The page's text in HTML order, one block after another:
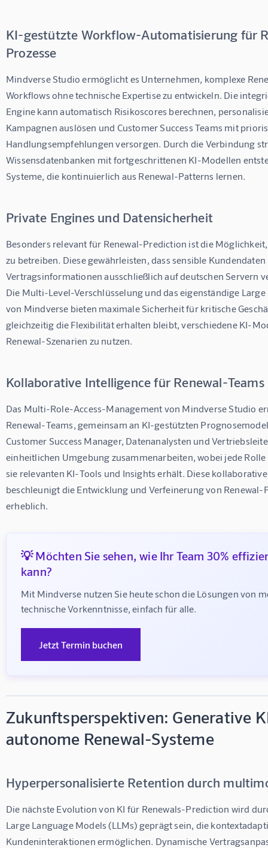
KI-gestützte Workflow-Automatisierung für
Prozesse
Mindverse Studio ermöglicht es Unternehmen, komplexe
Workflows ohne technische Expertise zu entwickeln. Die
Engine kann automatisch Risikoscores berechnen,
Kampagnen auslösen und Customer Success Teams mit
Handlungsempfehlungen versorgen. Durch die Verbindung
Wissensdatenbanken mit fortgeschrittenen KI-Modellen
Systeme, die kontinuierlich aus Renewal-Patterns lernen.
Private Engines und Datensicherheit
Besonders relevant für Renewal-Prediction ist die
zu betreiben. Diese gewährleisten, dass sensible
Vertragsinformationen ausschließlich auf deutschen Servern
Die Multi-Level-Verschlüsselung und das eigenständige
von Mindverse bieten maximale Sicherheit für kritische
gleichzeitig die Flexibilität erhalten bleibt, verschiedene KI-
Renewal-Szenarien zu nutzen.
Kollaborative Intelligence für Renewal-Teams
Das Multi-Role-Access-Management von Mindverse Studio
Renewal-Teams, gemeinsam an KI-gestützten
Customer Success Manager, Datenanalysten und
einheitlichen Umgebung zusammenarbeiten, wobei jede
sie relevanten KI-Tools und Insights erhält. Diese
beschleunigt die Entwicklung und Verfeinerung von
erheblich.
💡 Möchten Sie sehen, wie Ihr Team 30%
kann?
Mit Mindverse nutzen Sie heute schon die Lösungen von
technische Vorkenntnisse, einfach für alle.
Jetzt Termin buchen
Zukunftsperspektiven: Generative
autonome Renewal-Systeme
Hyperpersonalisierte Retention durch
Die nächste Evolution von KI für Renewals-Prediction wird
Large Language Models (LLMs) geprägt sein, die
Kundeninteraktionen ermöglichen. Dynamische